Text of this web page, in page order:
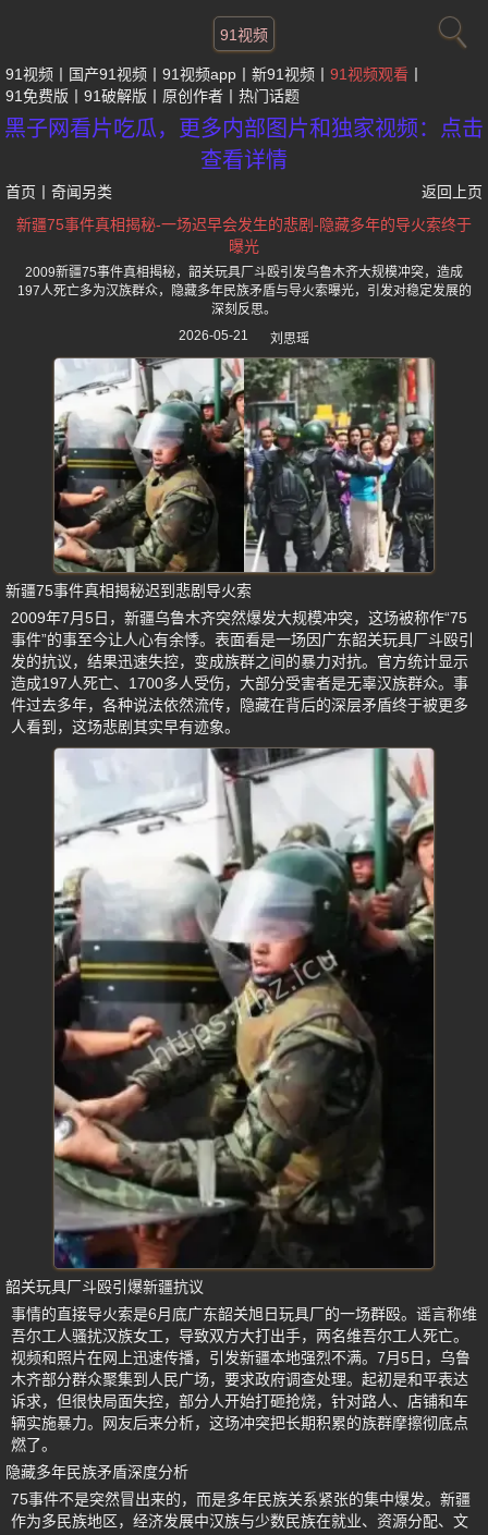
91视频
91视频 国产91视频 91视频app 新91视频
91视频观看
91免费版
91破解版 原创作者 热门话题
黑子网看片吃瓜，更多内部图片和独家视频：点击
查看详情
首页 奇闻另类
返回上页
新疆75事件真相揭秘-一场迟早会发生的悲剧-隐藏多年的导火索终于
曝光
2009新疆75事件真相揭秘，韶关玩具厂斗殴引发乌鲁木齐大规模冲突，造成
197人死亡多为汉族群众，隐藏多年民族矛盾与导火索曝光，引发对稳定发展的
深刻反思。
2026-05-21
刘思瑶
新疆75事件真相揭秘迟到悲剧导火索
2009年7月5日，新疆乌鲁木齐突然爆发大规模冲突，这场被称作“75
事件”的事至今让人心有余悸。表面看是一场因广东韶关玩具厂斗殴引
发的抗议，结果迅速失控，变成族群之间的暴力对抗。官方统计显示
造成197人死亡、1700多人受伤，大部分受害者是无辜汉族群众。事
件过去多年，各种说法依然流传，隐藏在背后的深层矛盾终于被更多
人看到，这场悲剧其实早有迹象。
韶关玩具厂斗殴引爆新疆抗议
事情的直接导火索是6月底广东韶关旭日玩具厂的一场群殴。谣言称维
吾尔工人骚扰汉族女工，导致双方大打出手，两名维吾尔工人死亡。
视频和照片在网上迅速传播，引发新疆本地强烈不满。7月5日，乌鲁
木齐部分群众聚集到人民广场，要求政府调查处理。起初是和平表达
诉求，但很快局面失控，部分人开始打砸抢烧，针对路人、店铺和车
辆实施暴力。网友后来分析，这场冲突把长期积累的族群摩擦彻底点
燃了。
隐藏多年民族矛盾深度分析
75事件不是突然冒出来的，而是多年民族关系紧张的集中爆发。新疆
作为多民族地区，经济发展中汉族与少数民族在就业、资源分配、文